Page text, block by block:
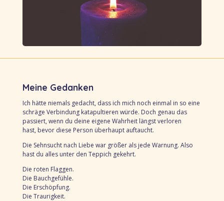
Meine Gedanken
Ich hätte niemals gedacht, dass ich mich noch einmal in so eine
schräge Verbindung katapultieren würde. Doch genau das
passiert, wenn du deine eigene Wahrheit längst verloren
hast, bevor diese Person überhaupt auftaucht.
Die Sehnsucht nach Liebe war größer als jede Warnung. Also
hast du alles unter den Teppich gekehrt.
Die roten Flaggen.
Die Bauchgefühle.
Die Erschöpfung.
Die Traurigkeit.